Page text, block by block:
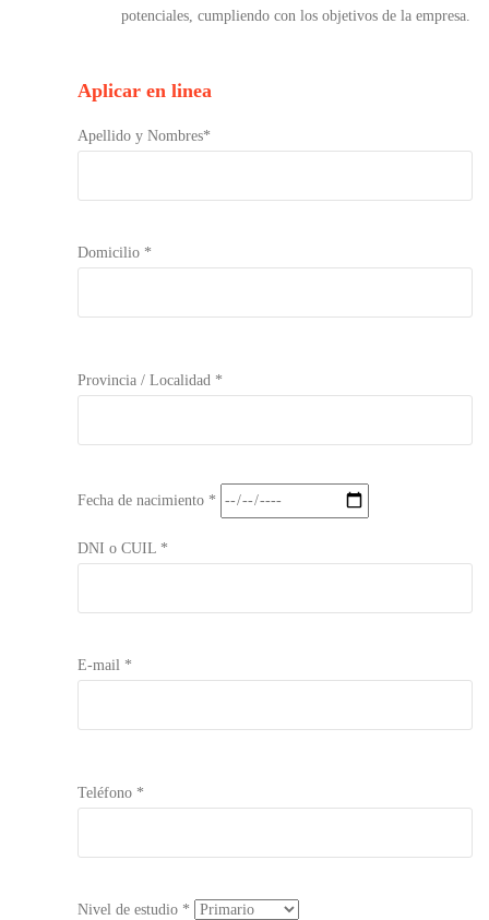
potenciales, cumpliendo con los objetivos de la empresa.
Aplicar en linea
Apellido y Nombres*
Domicilio *
Provincia / Localidad *
Fecha de nacimiento *
DNI o CUIL *
E-mail *
Teléfono *
Nivel de estudio *